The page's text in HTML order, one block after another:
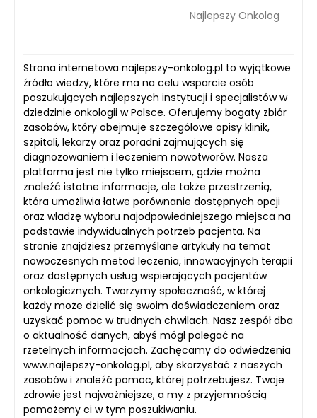
Najlepszy Onkolog
Strona internetowa najlepszy-onkolog.pl to wyjątkowe
źródło wiedzy, które ma na celu wsparcie osób
poszukujących najlepszych instytucji i specjalistów w
dziedzinie onkologii w Polsce. Oferujemy bogaty zbiór
zasobów, który obejmuje szczegółowe opisy klinik,
szpitali, lekarzy oraz poradni zajmujących się
diagnozowaniem i leczeniem nowotworów. Nasza
platforma jest nie tylko miejscem, gdzie można
znaleźć istotne informacje, ale także przestrzenią,
która umożliwia łatwe porównanie dostępnych opcji
oraz władzę wyboru najodpowiedniejszego miejsca na
podstawie indywidualnych potrzeb pacjenta. Na
stronie znajdziesz przemyślane artykuły na temat
nowoczesnych metod leczenia, innowacyjnych terapii
oraz dostępnych usług wspierających pacjentów
onkologicznych. Tworzymy społeczność, w której
każdy może dzielić się swoim doświadczeniem oraz
uzyskać pomoc w trudnych chwilach. Nasz zespół dba
o aktualność danych, abyś mógł polegać na
rzetelnych informacjach. Zachęcamy do odwiedzenia
www.najlepszy-onkolog.pl, aby skorzystać z naszych
zasobów i znaleźć pomoc, której potrzebujesz. Twoje
zdrowie jest najważniejsze, a my z przyjemnością
pomożemy ci w tym poszukiwaniu.